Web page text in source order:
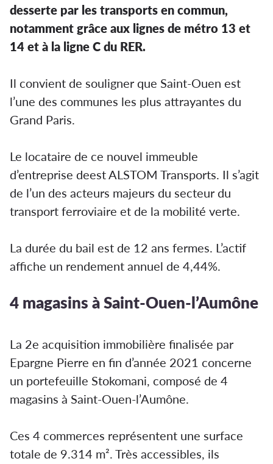
desserte par les transports en commun,
notamment grâce aux lignes de métro 13 et
14 et à la ligne C du RER.
Il convient de souligner que Saint-Ouen est
l’une des communes les plus attrayantes du
Grand Paris.
Le locataire de ce nouvel immeuble
d’entreprise deest ALSTOM Transports. Il s’agit
de l’un des acteurs majeurs du secteur du
transport ferroviaire et de la mobilité verte.
La durée du bail est de 12 ans fermes. L’actif
affiche un rendement annuel de 4,44%.
4 magasins à Saint-Ouen-l’Aumône
La 2e acquisition immobilière finalisée par
Epargne Pierre en fin d’année 2021 concerne
un portefeuille Stokomani, composé de 4
magasins à Saint-Ouen-l’Aumône.
Ces 4 commerces représentent une surface
totale de 9.314 m². Très accessibles, ils